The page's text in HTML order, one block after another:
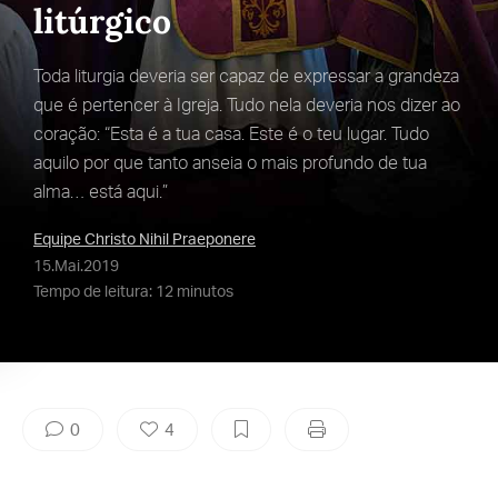
litúrgico
Toda liturgia deveria ser capaz de expressar a grandeza
que é pertencer à Igreja. Tudo nela deveria nos dizer ao
coração: “Esta é a tua casa. Este é o teu lugar. Tudo
aquilo por que tanto anseia o mais profundo de tua
alma… está aqui.”
Equipe Christo Nihil Praeponere
15.Mai.2019
Tempo de leitura: 12 minutos
0 4